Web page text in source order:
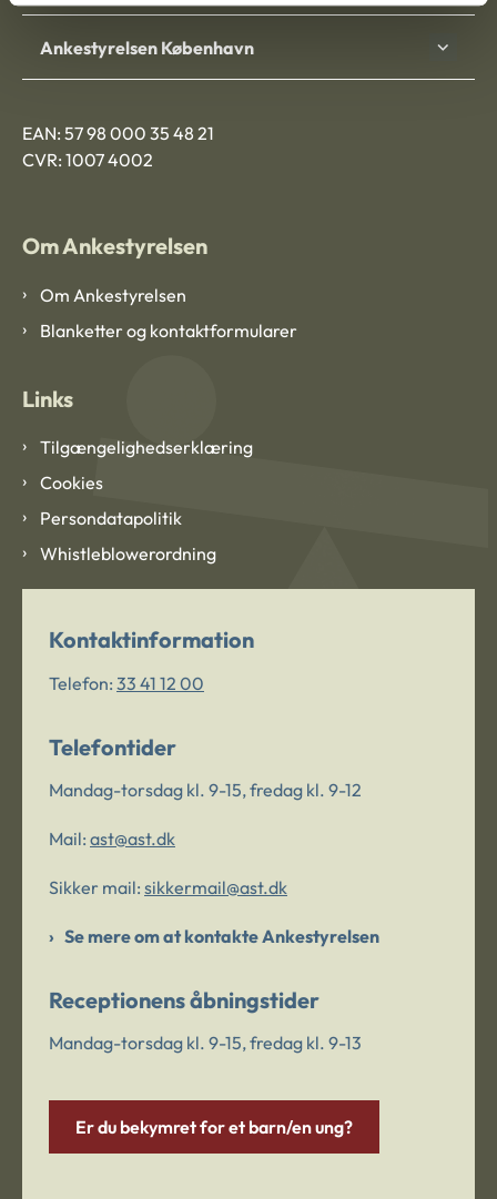
Ankestyrelsen København
EAN: 57 98 000 35 48 21
CVR: 1007 4002
Om Ankestyrelsen
Om Ankestyrelsen
Blanketter og kontaktformularer
Links
Tilgængelighedserklæring
Cookies
Persondatapolitik
Whistleblowerordning
Kontaktinformation
Telefon: 33 41 12 00
Telefontider
Mandag-torsdag kl. 9-15, fredag kl. 9-12
Mail: ast@ast.dk
Sikker mail: sikkermail@ast.dk
Se mere om at kontakte Ankestyrelsen
Receptionens åbningstider
Mandag-torsdag kl. 9-15, fredag kl. 9-13
Er du bekymret for et barn/en ung?